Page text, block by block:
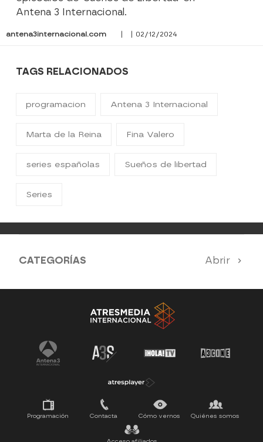
Antena 3 Internacional.
antena3internacional.com | | 02/12/2024
TAGS RELACIONADOS
programacion Antena 3 Internacional
Marta de la Reina Fina Valero
series españolas Sueños de libertad
Series
CATEGORÍAS Abrir
Antena 3 Noticias El Hormiguero
Tu cara me suena Pasapalabra
Programación Contacta Cómo vernos Quiénes somos